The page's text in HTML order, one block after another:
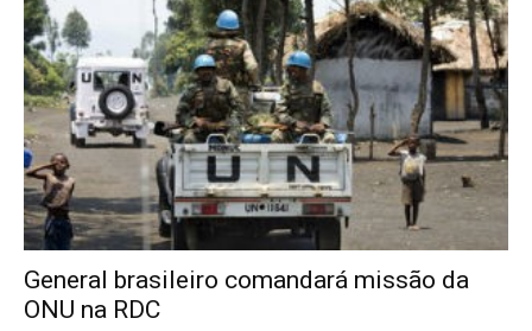
General brasileiro comandará missão da
ONU na RDC